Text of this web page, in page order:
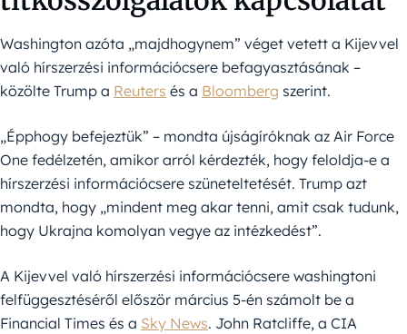
Washington azóta „majdhogynem” véget vetett a Kijevvel
való hírszerzési információcsere befagyasztásának –
közölte Trump a Reuters és a Bloomberg szerint.
„Épphogy befejeztük” – mondta újságíróknak az Air Force
One fedélzetén, amikor arról kérdezték, hogy feloldja-e a
hírszerzési információcsere szüneteltetését. Trump azt
mondta, hogy „mindent meg akar tenni, amit csak tudunk,
hogy Ukrajna komolyan vegye az intézkedést”.
A Kijevvel való hírszerzési információcsere washingtoni
felfüggesztéséről először március 5-én számolt be a
Financial Times és a Sky News. John Ratcliffe, a CIA